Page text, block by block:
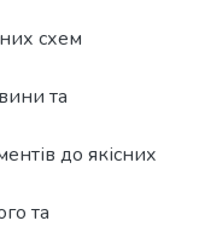
схем
та
до якісних
та